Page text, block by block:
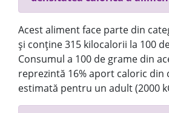
Acest aliment face parte din
și conține 315 kilocalorii la 100
Consumul a 100 de grame din
reprezintă 16% aport caloric din
estimată pentru un adult (2000